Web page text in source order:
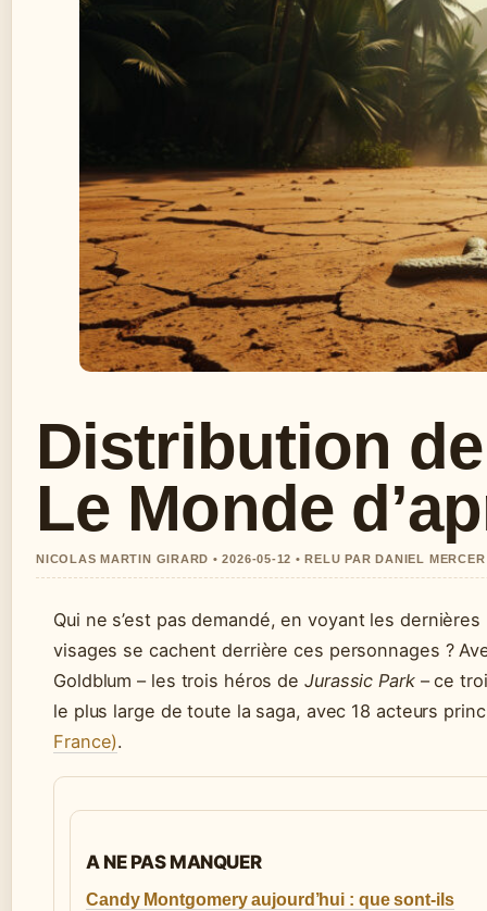
Distribution
Le Monde
NICOLAS MARTIN GIRARD • 2026-05-12 • RELU PAR DANIEL MERCER
Qui ne s’est pas demandé, en voyant les
visages se cachent derrière ces personnages ?
Goldblum – les trois héros de Jurassic Park– ce
le plus large de toute la saga, avec 18 acteurs
France).
A NE PAS MANQUER
Candy Montgomery aujourd’hui : que sont-ils